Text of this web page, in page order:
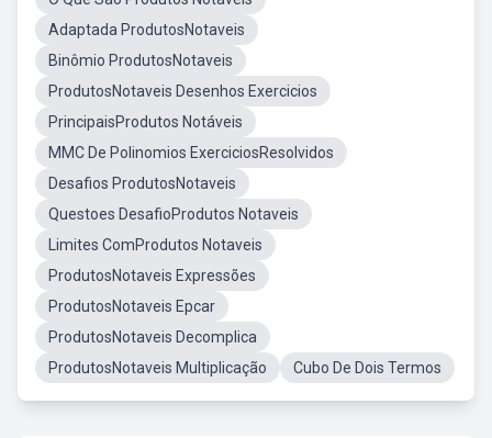
Adaptada ProdutosNotaveis
Binômio ProdutosNotaveis
ProdutosNotaveis Desenhos Exercicios
PrincipaisProdutos Notáveis
MMC De Polinomios ExerciciosResolvidos
Desafios ProdutosNotaveis
Questoes DesafioProdutos Notaveis
Limites ComProdutos Notaveis
ProdutosNotaveis Expressões
ProdutosNotaveis Epcar
ProdutosNotaveis Decomplica
ProdutosNotaveis Multiplicação
Cubo De Dois Termos